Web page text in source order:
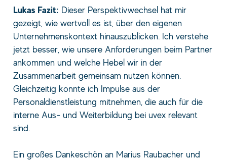
Lukas Fazit: Dieser Perspektivwechsel hat mir
gezeigt, wie wertvoll es ist, über den eigenen
Unternehmenskontext hinauszublicken. Ich verstehe
jetzt besser, wie unsere Anforderungen beim Partner
ankommen und welche Hebel wir in der
Zusammenarbeit gemeinsam nutzen können.
Gleichzeitig konnte ich Impulse aus der
Personaldienstleistung mitnehmen, die auch für die
interne Aus- und Weiterbildung bei uvex relevant
sind.
Ein großes Dankeschön an Marius Raubacher und